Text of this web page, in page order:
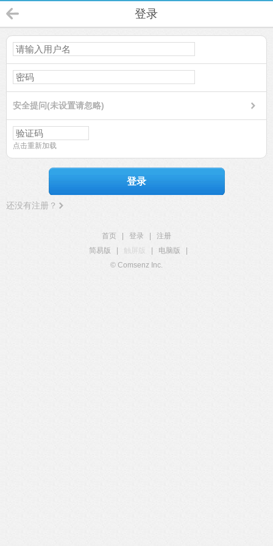
登录
安全提问(未设置请忽略)
点击重新加载
登录
还没有注册？
首页 登录
注册
简易版
触屏版 电脑版
© Comsenz Inc.